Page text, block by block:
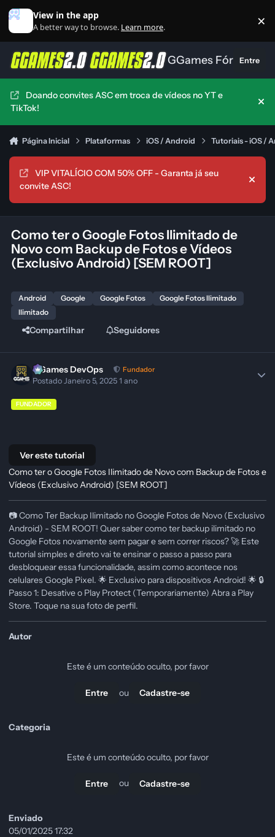
Ir para conteúdo
View in the app
A better way to browse. Learn more. ×
GGames FórumEntre
Doando convites ASC em troca de vídeos no YT e
TikTok!
Página Inicial Plataformas iOS / Android Tutoriais - iOS /
VIP VITALÍCIO COM 50% OFF - Garanta já seu
convite ASC!
Hide
Como ter o Google Fotos Ilimitado de
Novo com Backup de Fotos e Vídeos
(Exclusivo Android) [SEM ROOT]
Android Google Google Fotos
Google Fotos Ilimitado
Ilimitado
Compartilhar Seguidores
GGames DevOps Fundador
Postado Janeiro 5, 20251 ano
FUNDADOR
Ver este tutorial
Como ter o Google Fotos Ilimitado de Novo com Backup de Fotos e
Vídeos (Exclusivo Android) [SEM ROOT]
📷 Como Ter Backup Ilimitado no Google Fotos de Novo (Exclusivo
Android) - SEM ROOT! Quer saber como ter backup ilimitado no
Google Fotos novamente sem pagar e sem correr riscos? 🚀 Este
tutorial simples e direto vai te ensinar o passo a passo para
desbloquear essa funcionalidade, assim como acontece nos
celulares Google Pixel. 🌟 Exclusivo para dispositivos Android! 🌟 🔒
Passo 1: Desative o Play Protect (Temporariamente) Abra a Play
Store. Toque na sua foto de perfil.
Autor
Este é um conteúdo oculto, por favor
Entre ou Cadastre-se
Categoria
Este é um conteúdo oculto, por favor
Entre ou Cadastre-se
Enviado
05/01/2025 17:32